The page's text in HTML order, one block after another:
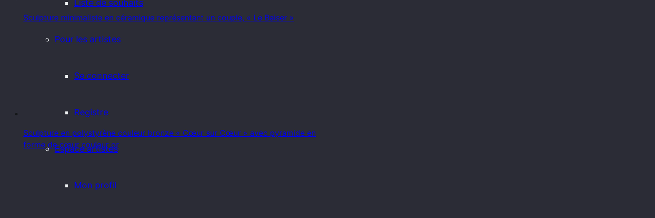
Liste de souhaits
Pour les artistes
Se connecter
Registre
Espace artistes
Mon profil
Sculpture minimaliste en céramique représentant un couple, « Le Baiser »
Sculpture en polystyrène couleur bronze « Cœur sur Cœur » avec pyramide en
forme de cœur couleur or